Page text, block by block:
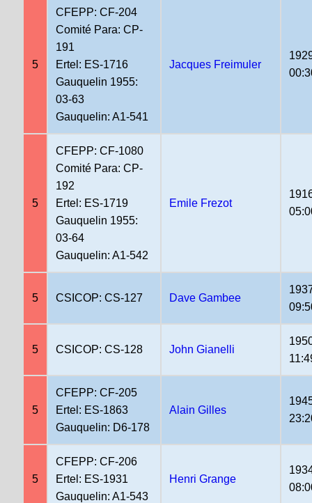
5
CFEPP: CF-204
Comité Para: CP-
191
Ertel: ES-1716
Gauquelin 1955:
03-63
Gauquelin: A1-541
Jacques Freimuler
5
CFEPP: CF-1080
Comité Para: CP-
192
Ertel: ES-1719
Gauquelin 1955:
03-64
Gauquelin: A1-542
Emile Frezot
5 CSICOP: CS-127 Dave Gambee
5 CSICOP: CS-128 John Gianelli
5
CFEPP: CF-205
Ertel: ES-1863
Gauquelin: D6-178
Alain Gilles
5
CFEPP: CF-206
Ertel: ES-1931
Gauquelin: A1-543
Henri Grange